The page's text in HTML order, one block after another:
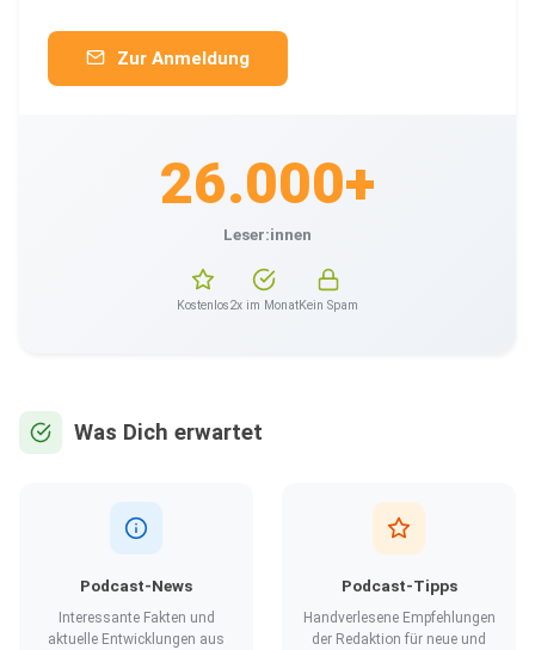
Zur Anmeldung
26.000+
Leser:innen
Kostenlos2x im MonatKein Spam
Was Dich erwartet
Podcast-News
Interessante Fakten und
aktuelle Entwicklungen aus
Podcast-Tipps
Handverlesene Empfehlungen
der Redaktion für neue und